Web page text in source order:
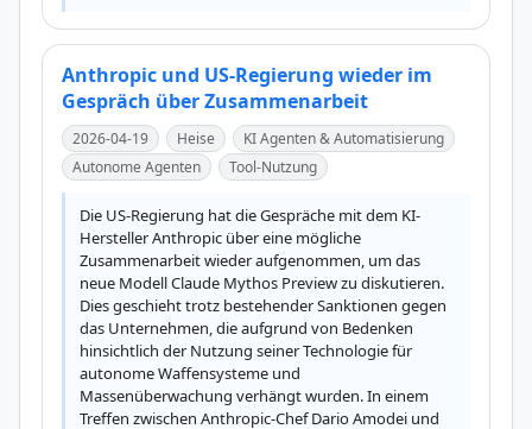
Anthropic und US-Regierung wieder im
Gespräch über Zusammenarbeit
2026-04-19 Heise
KI Agenten & Automatisierung
Autonome Agenten
Tool-Nutzung
Die US-Regierung hat die Gespräche mit dem KI-
Hersteller Anthropic über eine mögliche
Zusammenarbeit wieder aufgenommen, um das
neue Modell Claude Mythos Preview zu diskutieren.
Dies geschieht trotz bestehender Sanktionen gegen
das Unternehmen, die aufgrund von Bedenken
hinsichtlich der Nutzung seiner Technologie für
autonome Waffensysteme und
Massenüberwachung verhängt wurden. In einem
Treffen zwischen Anthropic-Chef Dario Amodei und